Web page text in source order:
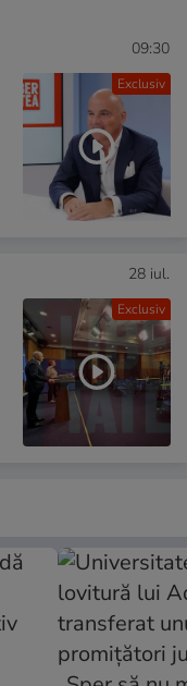
Exclusiv
09:30
Exclusiv
28 iul.